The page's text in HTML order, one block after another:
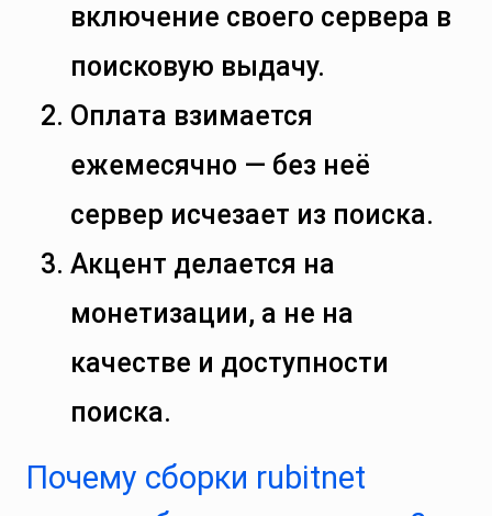
включение своего сервера в
поисковую выдачу.
Оплата взимается
ежемесячно — без неё
сервер исчезает из поиска.
Акцент делается на
монетизации, а не на
качестве и доступности
поиска.
Почему сборки rubitnet